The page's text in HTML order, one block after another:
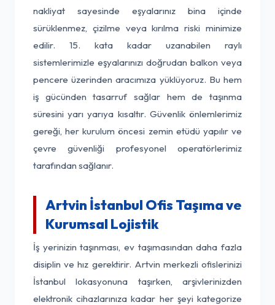
nakliyat sayesinde eşyalarınız bina içinde
sürüklenmez, çizilme veya kırılma riski minimize
edilir. 15. kata kadar uzanabilen raylı
sistemlerimizle eşyalarınızı doğrudan balkon veya
pencere üzerinden aracımıza yüklüyoruz. Bu hem
iş gücünden tasarruf sağlar hem de taşınma
süresini yarı yarıya kısaltır. Güvenlik önlemlerimiz
gereği, her kurulum öncesi zemin etüdü yapılır ve
çevre güvenliği profesyonel operatörlerimiz
tarafından sağlanır.
Artvin İstanbul Ofis Taşıma ve
Kurumsal Lojistik
İş yerinizin taşınması, ev taşımasından daha fazla
disiplin ve hız gerektirir. Artvin merkezli ofislerinizi
İstanbul lokasyonuna taşırken, arşivlerinizden
elektronik cihazlarınıza kadar her şeyi kategorize